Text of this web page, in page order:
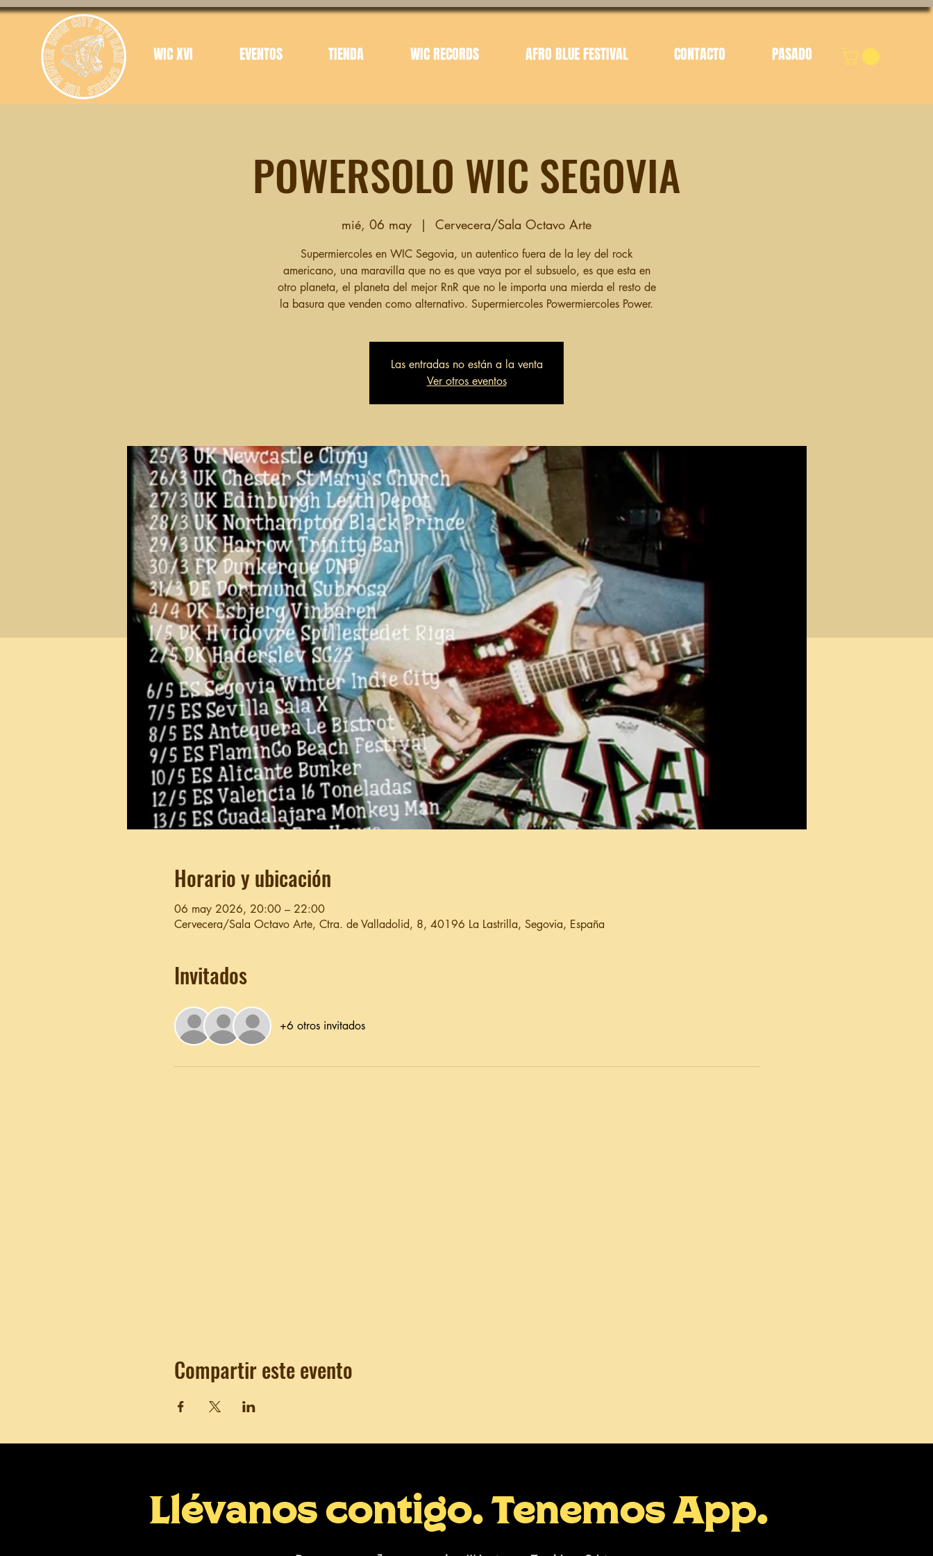
WIC XVI EVENTOS TIENDA WIC RECORDS AFRO BLUE FESTIVAL CONTACTO PASADO
POWERSOLO WIC SEGOVIA
mié, 06 may
  |
Cervecera/Sala Octavo Arte
Supermiercoles en WIC Segovia, un autentico fuera de la ley del rock
americano, una maravilla que no es que vaya por el subsuelo, es que esta en
otro planeta, el planeta del mejor RnR que no le importa una mierda el resto de
la basura que venden como alternativo. Supermiercoles Powermiercoles Power.
Las entradas no están a la venta
Ver otros eventos
Horario y ubicación
06 may 2026, 20:00 – 22:00
Cervecera/Sala Octavo Arte, Ctra. de Valladolid, 8, 40196 La Lastrilla, Segovia, España
Invitados
+6 otros invitados
Compartir este evento
Llévanos contigo. Tenemos App.